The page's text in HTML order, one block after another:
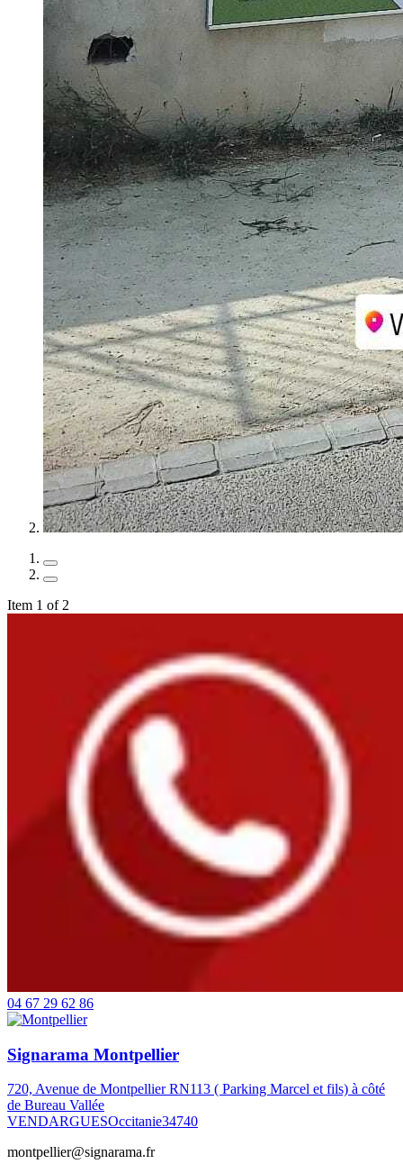
Item 1 of 2
04 67 29 62 86
Signarama Montpellier
720, Avenue de Montpellier RN113 ( Parking Marcel et fils) à côté
de Bureau Vallée
VENDARGUESOccitanie34740
montpellier@signarama.fr